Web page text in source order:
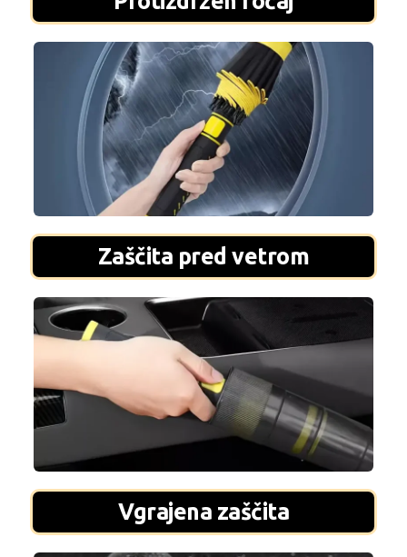
Zaščita pred vetrom
Vgrajena zaščita